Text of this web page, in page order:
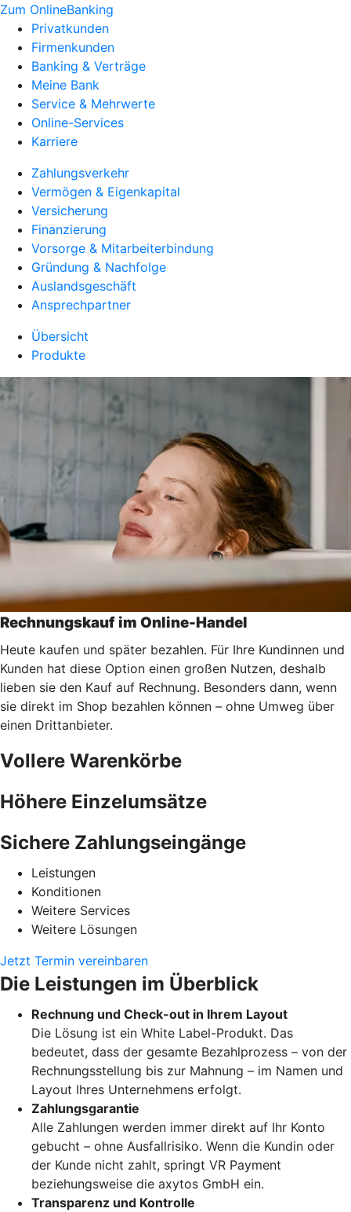
Zum OnlineBanking
Privatkunden
Firmenkunden
Banking & Verträge
Meine Bank
Service & Mehrwerte
Online-Services
Karriere
Zahlungsverkehr
Vermögen & Eigenkapital
Versicherung
Finanzierung
Vorsorge & Mitarbeiterbindung
Gründung & Nachfolge
Auslandsgeschäft
Ansprechpartner
Übersicht
Produkte
Rechnungskauf im Online-Handel
Heute kaufen und später bezahlen. Für Ihre Kundinnen und
Kunden hat diese Option einen großen Nutzen, deshalb
lieben sie den Kauf auf Rechnung. Besonders dann, wenn
sie direkt im Shop bezahlen können – ohne Umweg über
einen Drittanbieter.
Vollere Warenkörbe
Höhere Einzelumsätze
Sichere Zahlungseingänge
Leistungen
Konditionen
Weitere Services
Weitere Lösungen
Jetzt Termin vereinbaren
Die Leistungen im Überblick
Rechnung und Check-out in Ihrem Layout
Die Lösung ist ein White Label-Produkt. Das
bedeutet, dass der gesamte Bezahlprozess – von der
Rechnungsstellung bis zur Mahnung – im Namen und
Layout Ihres Unternehmens erfolgt.
Zahlungsgarantie
Alle Zahlungen werden immer direkt auf Ihr Konto
gebucht – ohne Ausfallrisiko. Wenn die Kundin oder
der Kunde nicht zahlt, springt VR Payment
beziehungsweise die axytos GmbH ein.
Transparenz und Kontrolle